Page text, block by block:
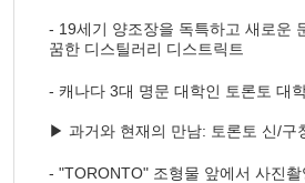
- 19세기 양조장을 독특하고 새로운
꿈한 디스틸러리 디스트릭트
- 캐나다 3대 명문 대학인 토론토 대
▶ 과거와 현재의 만남: 토론토 신/구
- "TORONTO" 조형물 앞에서 사진촬